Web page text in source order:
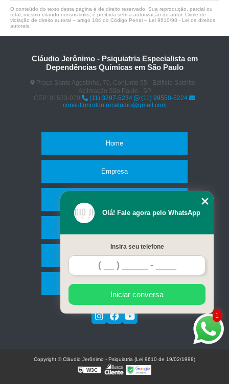
O conteúdo do texto desta página é de direito reservado. Sua reprodução, parcial ou
total, mesmo citando nossos links, é proibida sem a autorização do autor. Crime de
violação de direito autoral – artigo 184 do Código Penal – Lei 9610/98 - Lei de direitos
autorais
Cláudio Jerônimo - Psiquiatria Especialista em
Dependências Químicas em São Paulo
Praça Santo Agostinho, 70, Conjunto 55 - Edifício Satélite -
Aclimação São Paulo - SP
CEP: 01533-070
(11) 3297-5234
(11) 99550-5224
consultoriodoutorcaludio@gmail.com
Home
Empresa
Contato
Mapa do site
1
Olá! Fale agora pelo WhatsApp
Insira seu telefone
Iniciar conversa
Copyright © Cláudio Jerônimo - Psiquiatria (Lei 9610 de 19/02/1998)
W3C